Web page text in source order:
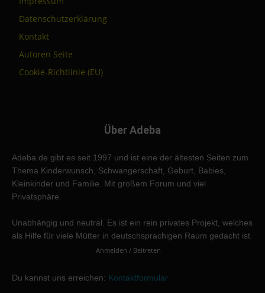
Datenschutzerklärung
Kontakt
Autoren Seite
Cookie-Richtlinie (EU)
Über Adeba
Adeba.de gibt es seit 1997 und ist eine der ältesten Seiten zum
Thema Kinderwunsch, Schwangerschaft, Geburt, Babies,
Kleinkinder und Familie. Mit großem Forum und viel
Privatsphäre.
Unabhängig und neutral. Es ist ein rein privates Projekt, welches
als Hilfe für viele Mütter in deutschsprachigen Raum gedacht ist.
Anmelden / Beitreten
Du kannst uns erreichen: Kontaktformular